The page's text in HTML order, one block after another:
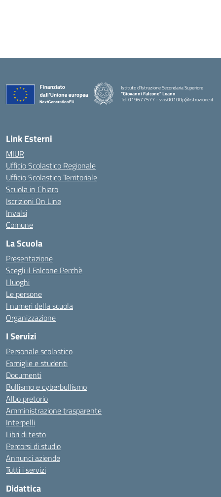
Istituto d'Istruzione Secondaria Superiore
"Giovanni Falcone" Loano
Tel. 019677577 - svis00100p@istruzione.it
— Visita la pagina iniziale della scuola
Link Esterni
MIUR
Ufficio Scolastico Regionale
Ufficio Scolastico Territoriale
Scuola in Chiaro
Iscrizioni On Line
Invalsi
Comune
La Scuola
Presentazione
Scegli il Falcone Perchè
I luoghi
Le persone
I numeri della scuola
Organizzazione
I Servizi
Personale scolastico
Famiglie e studenti
Documenti
Bullismo e cyberbullismo
Albo pretorio
Amministrazione trasparente
Interpelli
Libri di testo
Percorsi di studio
Annunci aziende
Tutti i servizi
Didattica